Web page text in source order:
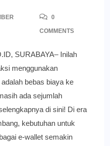
0
COMMENTS
SURABAYA– Inilah
menggunakan
bebas biaya ke
ada sejumlah
di sini! Di era
kebutuhan untuk
e-wallet semakin